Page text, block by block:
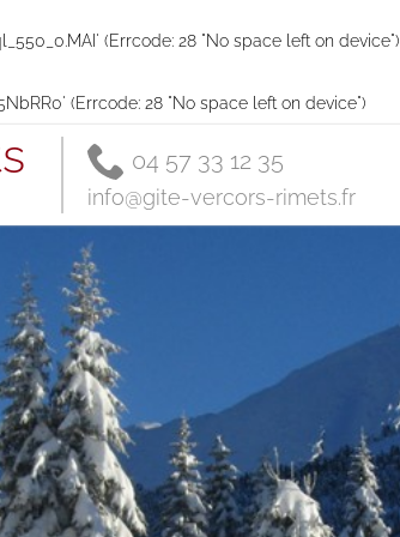
(Errcode: 28 "No space left on device")
(Errcode: 28 "No space left on device")
04 57 33 12 35
info@gite-vercors-rimets.fr
and
access